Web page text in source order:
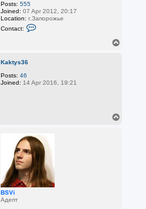
Posts: 555
Joined: 07 Apr 2012, 20:17
Location: г.Запорожье
Contact:
a
Kaktys36
Posts: 46
Joined: 14 Apr 2016, 19:21
BSVi
Адепт